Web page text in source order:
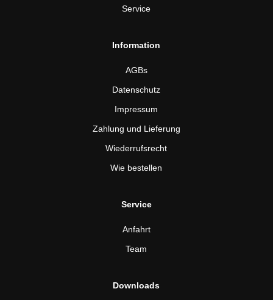
Service
Information
AGBs
Datenschutz
Impressum
Zahlung und Lieferung
Wiederrufsrecht
Wie bestellen
Service
Anfahrt
Team
Downloads